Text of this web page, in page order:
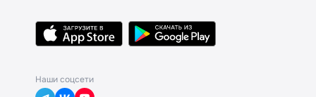
Контакты
Политики и соглашения
Техническим партнерам
Тарифы
Наши соцсети